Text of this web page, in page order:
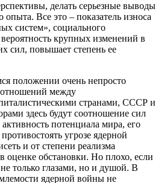
делать серьезные выводы
опыта. Все это – показатель износа
систем», социального
крупных изменений в
сил, повышает степень ее
положении очень непросто
отношений между
странами, СССР и
здесь будут соотношение сил
потенциала мира, его
угрозе ядерной
и от степени реализма
оценке обстановки. Но плохо, если
только глазами, но и душой. В
ядерной войны не